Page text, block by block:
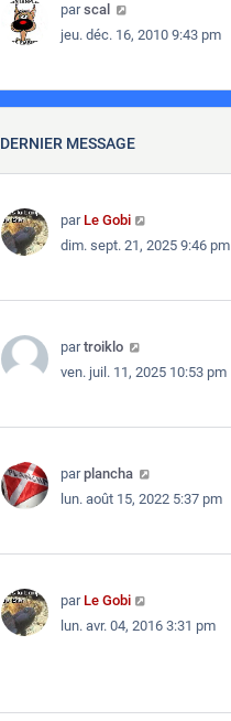
parscal
jeu. déc. 16, 2010 9:43 pm
DERNIER MESSAGE
par Le Gobi
dim. sept. 21, 2025 9:46 pm
partroiklo
ven. juil. 11, 2025 10:53 pm
parplancha
lun. août 15, 2022 5:37 pm
par Le Gobi
lun. avr. 04, 2016 3:31 pm